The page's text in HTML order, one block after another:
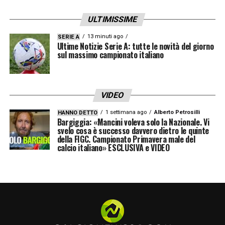
ULTIMISSIME
SERIE A 13 minuti ago
Ultime Notizie Serie A: tutte le novità del giorno
sul massimo campionato italiano
VIDEO
HANNO DETTO 1 settimana ago Alberto Petrosilli
Bargiggia: «Mancini voleva solo la Nazionale. Vi
svelo cosa è successo davvero dietro le quinte
della FIGC. Campionato Primavera male del
calcio italiano» ESCLUSIVA e VIDEO